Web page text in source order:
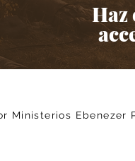
Haz
Ministerios Ebenezer